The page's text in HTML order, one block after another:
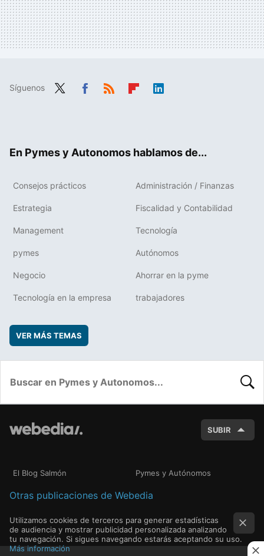
Síguenos
En Pymes y Autonomos hablamos de...
Consejos prácticos Administración / Finanzas
Estrategia Fiscalidad y Contabilidad
Management Tecnología
pymes Autónomos
Negocio Ahorrar en la pyme
Tecnología en la empresa trabajadores
VER MÁS TEMAS
SUBIR
El Blog Salmón Pymes y Autónomos
Otras publicaciones de Webedia
Utilizamos cookies de terceros para generar estadísticas
de audiencia y mostrar publicidad personalizada analizando
tu navegación. Si sigues navegando estarás aceptando su uso.
Más información